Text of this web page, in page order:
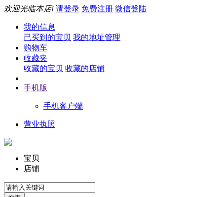
欢迎光临本店! 请登录 免费注册 微信登陆
我的信息
已买到的宝贝 我的地址管理
购物车
收藏夹
收藏的宝贝 收藏的店铺
手机版
手机客户端
营业执照
宝贝
店铺